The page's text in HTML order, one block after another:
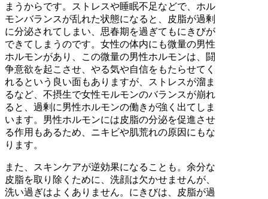
まうからです。ストレスや睡眠不足などで、ホル
モンバランスが乱れた状態になると、皮脂が過剰
に分泌されてしまい、思春期を過ぎてもにきびが
できてしまうのです。女性の体内にも微量の男性
ホルモンがあり、この微量の男性ホルモンは、闘
争意欲を起こさせ、やる気や自信をもたらせてく
れるという良い面もありますが、ストレスが溜ま
るなど、不摂生で女性モルモンのバランスが崩れ
ると、過剰に男性ホルモンの働きが強く出てしま
います。男性ホルモンには皮脂の分泌を促進させ
る作用もあるため、ニキビや肌荒れの原因にもな
ります。
また、スキンケアが逆効果になることも。余分な
皮脂を取り除くために、洗顔は欠かせませんが、
洗い過ぎはよくありません。にきびは、皮脂が過